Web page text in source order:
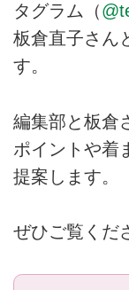
タグラム（
板倉直子さん
す。
編集部と板倉
ポイントや着
提案します。
ぜひご覧くだ